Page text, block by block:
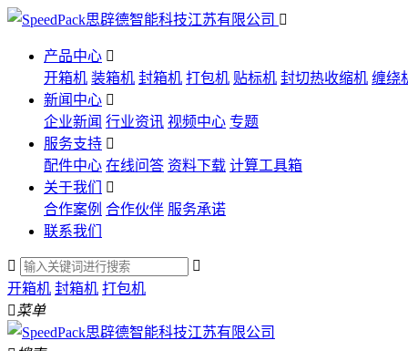

产品中心 
开箱机 装箱机 封箱机 打包机 贴标机 封切热收缩机 缠绕
新闻中心 
企业新闻 行业资讯 视频中心 专题
服务支持 
配件中心 在线问答 资料下载 计算工具箱
关于我们

合作案例 合作伙伴 服务承诺
联系我们


开箱机 封箱机 打包机
菜单